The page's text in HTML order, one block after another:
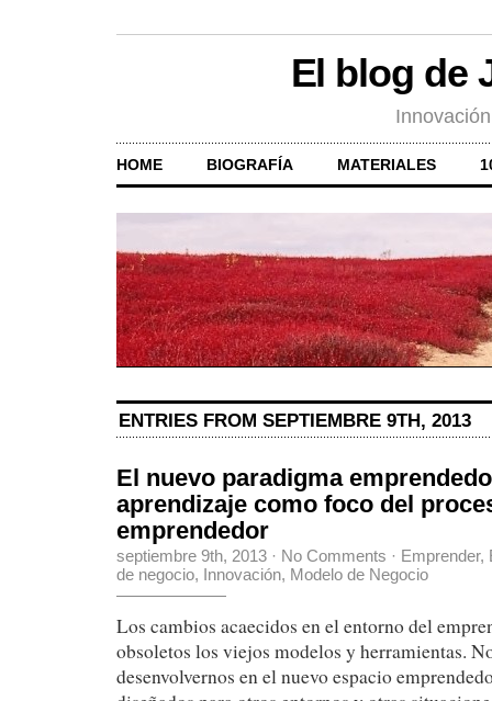
El blog de
HOME BIOGRAFÍA MATERIALES
ENTRIES FROM SEPTIEMBRE 9TH, 2013
El nuevo paradigma
aprendizaje como foco del
emprendedor
septiembre 9th, 2013 · No Comments · Emprender,
de negocio, Innovación, Modelo de Negocio
Los cambios acaecidos en el entorno del
obsoletos los viejos modelos y herramientas.
desenvolvernos en el nuevo espacio